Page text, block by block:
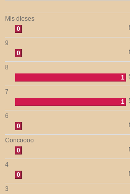
Mis dieses
0
9
0
8
1
7
1
6
0
Concoooo
0
4
0
3